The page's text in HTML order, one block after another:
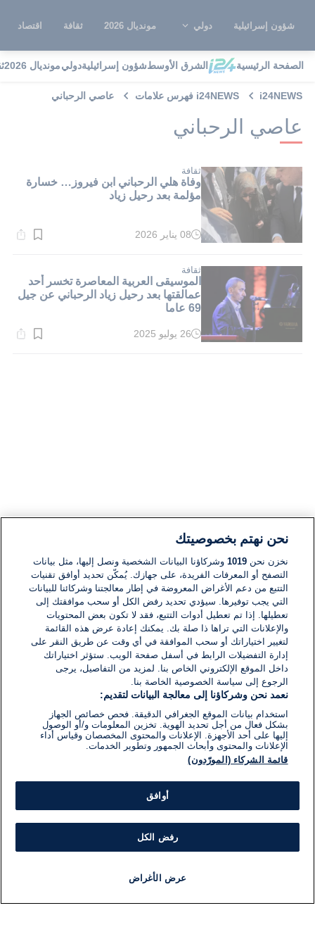
شؤون إسرائيلية دولي مونديال 2026 ثقافة اقتصاد
الصفحة الرئيسية الشرق الأوسطشؤون إسرائيليةدوليمونديال 2026
i24NEWS i24NEWS فهرس علامات عاصي الرحباني
عاصي الرحباني
ثقافة
وفاة هلي الرحباني ابن فيروز… خسارة
مؤلمة بعد رحيل زياد
وقت
دقيقة.
08 يناير 2026
ثقافة
الموسيقى العربية المعاصرة تخسر أحد
عمالقتها بعد رحيل زياد الرحباني عن جيل
69 عاما
وقت
26 يوليو 2025
نحن نهتم بخصوصيتك
نخزن نحن1019 وشركاؤنا البيانات الشخصية ونصل إليها، مثل بيانات
التصفح أو المعرفات الفريدة، على جهازك. يُمكّن تحديد أوافق تقنيات
التتبع من دعم الأغراض المعروضة في إطار معالجتنا وشركائنا للبيانات
التي يجب توفيرها. سيؤدي تحديد رفض الكل أو سحب موافقتك إلى
تعطيلها. إذا تم تعطيل أدوات التتبع، فقد لا تكون بعض المحتويات
والإعلانات التي تراها ذا صلة بك. يمكنك إعادة عرض هذه القائمة
لتغيير اختياراتك أو سحب الموافقة في أي وقت عن طريق النقر على
إدارة التفضيلات الرابط في أسفل صفحة الويب. ستؤثر اختياراتك
داخل الموقع الإلكتروني الخاص بنا. لمزيد من التفاصيل، يرجى
الرجوع إلى سياسة الخصوصية الخاصة بنا.
نعمد نحن وشركاؤنا إلى معالجة البيانات لتقديم:
استخدام بيانات الموقع الجغرافي الدقيقة. فحص خصائص الجهاز
بشكل فعال من أجل تحديد الهوية. تخزين المعلومات و/أو الوصول
إليها على أحد الأجهزة. الإعلانات والمحتوى المخصصان وقياس أداء
الإعلانات والمحتوى وأبحاث الجمهور وتطوير الخدمات.
قائمة الشركاء (المورّدون)
أوافق
رفض الكل
عرض الأغراض